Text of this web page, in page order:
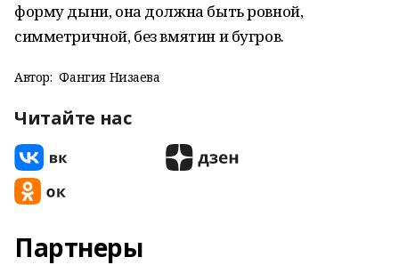
форму дыни, она должна быть ровной,
симметричной, без вмятин и бугров.
Автор: Фангия Низаева
Читайте нас
Партнеры